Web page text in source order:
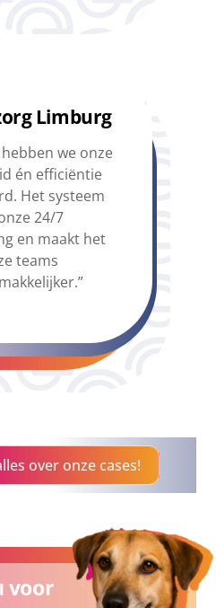
Limburg
we onze
én efficiëntie
Het systeem
24/7
en maakt het
teams
over onze cases!
voor